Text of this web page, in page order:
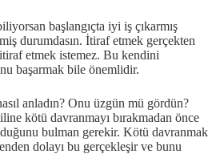
başlangıçta iyi iş çıkarmış
durumdasın. İtiraf etmek gerçekten
etmek istemez. Bu kendini
başarmak bile önemlidir.
anladın? Onu üzgün mü gördün?
kötü davranmayı bırakmadan önce
bulman gerekir. Kötü davranmak
dolayı bu gerçekleşir ve bunu